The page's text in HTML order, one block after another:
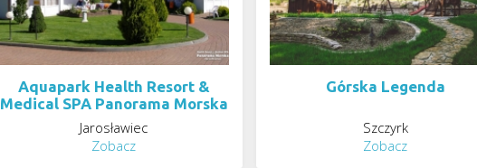
Aquapark Health Resort &
Medical SPA Panorama Morska
Jarosławiec
Zobacz
Górska Legenda
Szczyrk
Zobacz